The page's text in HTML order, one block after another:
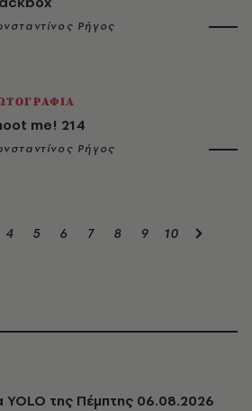
Ρήγος
me! 214
Ρήγος
4 5 6 7 8 9 10
YOLO της Πέμπτης 06.08.2026